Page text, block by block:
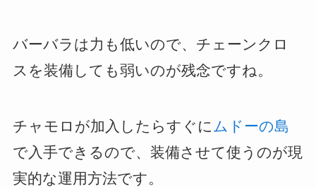
バーバラは力も低いので、チェーンクロ
スを装備しても弱いのが残念ですね。
チャモロが加入したらすぐに ムドーの島
で入手できるので、装備させて使うのが現
実的な運用方法です。